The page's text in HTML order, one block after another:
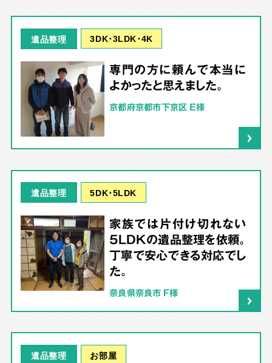
遺品整理 3DK･3LDK･4K
専門の方に頼んで本当に
よかったと思えました。
京都府京都市下京区 E様
遺品整理 5DK･5LDK
家族では片付け切れない
5LDKの遺品整理を依頼。
丁寧で安心できる対応でし
た。
奈良県奈良市 F様
遺品整理 お部屋